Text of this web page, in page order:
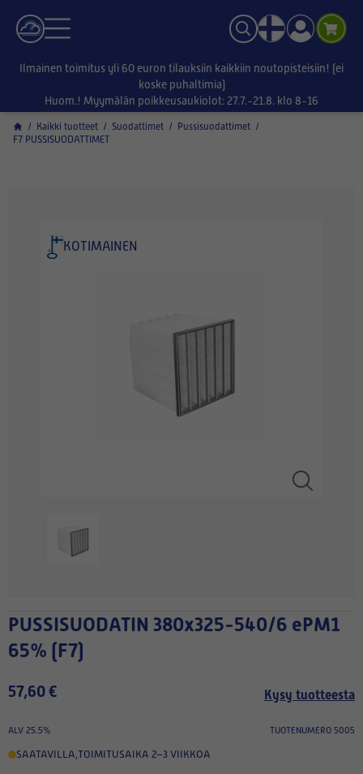
Ilmainen toimitus yli 60 euron tilauksiin kaikkiin noutopisteisiin! (ei
koske puhaltimia)
Huom.! Myymälän poikkeusaukiolot: 27.7.-21.8. klo 8-16
/ Kaikki tuotteet / Suodattimet / Pussisuodattimet /
F7 PUSSISUODATTIMET
KOTIMAINEN
PUSSISUODATIN 380x325-540/6 ePM1
65% (F7)
57,60 € Kysy tuotteesta
ALV 25.5% TUOTENUMERO 5005
SAATAVILLA,TOIMITUSAIKA 2–3 VIIKKOA